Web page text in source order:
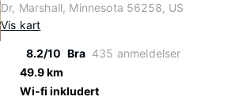
Dr, Marshall, Minnesota 56258, US
Vis kart
8.2/10 Bra 435 anmeldelser
49.9 km
Wi-fi inkludert